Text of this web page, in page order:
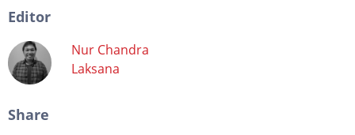
Editor
Nur Chandra
Laksana
Share